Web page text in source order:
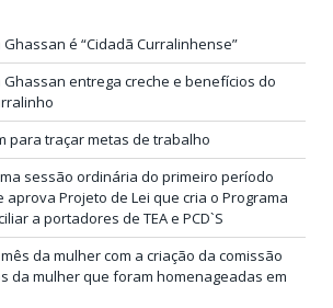
é “Cidadã Curralinhense”
entrega creche e benefícios do
para traçar metas de trabalho
sessão ordinária do primeiro período
aprova Projeto de Lei que cria o Programa
a portadores de TEA e PCD`S
da mulher com a criação da comissão
da mulher que foram homenageadas em